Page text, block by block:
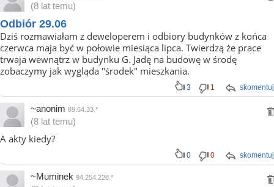
(8 lat temu)
Odbiór 29.06
Dziś rozmawiałam z deweloperem i odbiory budynków z końca
czerwca maja być w połowie miesiąca lipca. Twierdzą że prace
trwaja wewnątrz w budynku G. Jadę na budowę w środę
zobaczymy jak wygląda "środek" mieszkania.
skomentuj
3 1
~anonim 89.64.33.*
(8 lat temu)
A akty kiedy?
skomentuj
0 0
~Muminek 94.254.228.*